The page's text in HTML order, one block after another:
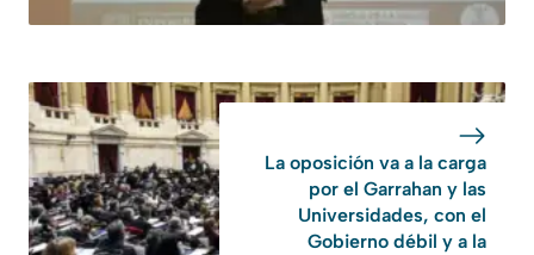
La oposición va a la carga
por el Garrahan y las
Universidades, con el
Gobierno débil y a la